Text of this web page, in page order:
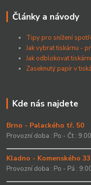
Články a návody
Tipy pro snížení
Jak vybrat tiskárnu -
Jak odblokovat
Zaseknutý papír v
Kde nás najdete
Brno - Palackého tř. 50
Provozní doba : Po - Čt :
Kladno - Komenského
Provozní doba : Po - Pá :